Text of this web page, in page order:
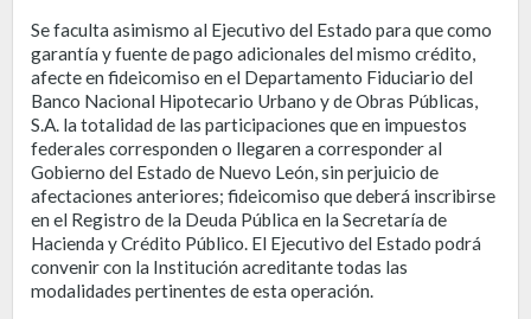
Se faculta asimismo al Ejecutivo del Estado para que como
garantía y fuente de pago adicionales del mismo crédito,
afecte en fideicomiso en el Departamento Fiduciario del
Banco Nacional Hipotecario Urbano y de Obras Públicas,
S.A. la totalidad de las participaciones que en impuestos
federales corresponden o llegaren a corresponder al
Gobierno del Estado de Nuevo León, sin perjuicio de
afectaciones anteriores; fideicomiso que deberá inscribirse
en el Registro de la Deuda Pública en la Secretaría de
Hacienda y Crédito Público. El Ejecutivo del Estado podrá
convenir con la Institución acreditante todas las
modalidades pertinentes de esta operación.